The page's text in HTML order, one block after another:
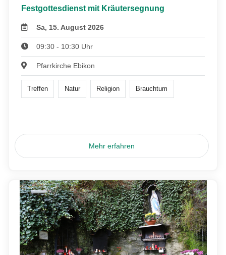
Festgottesdienst mit Kräutersegnung
Sa, 15. August 2026
09:30 - 10:30 Uhr
Pfarrkirche Ebikon
Treffen Natur Religion Brauchtum
Mehr erfahren